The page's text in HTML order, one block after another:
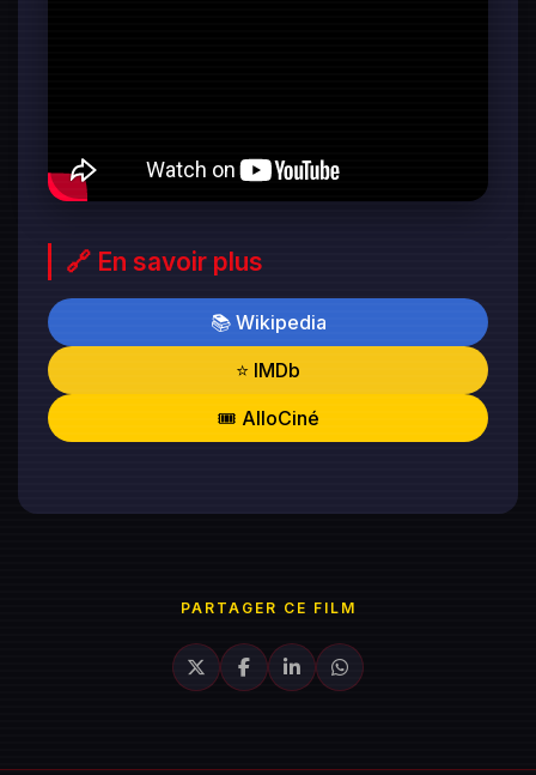
🔗 En savoir plus
📚 Wikipedia
⭐ IMDb
🎟️ AlloCiné
PARTAGER CE FILM